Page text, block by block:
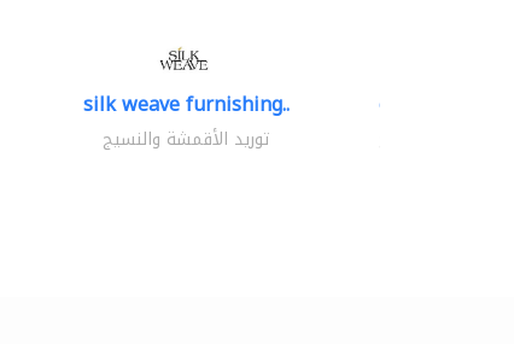
silk weave furnishing..
توريد الأقمشة والنسيج
chrysels decore